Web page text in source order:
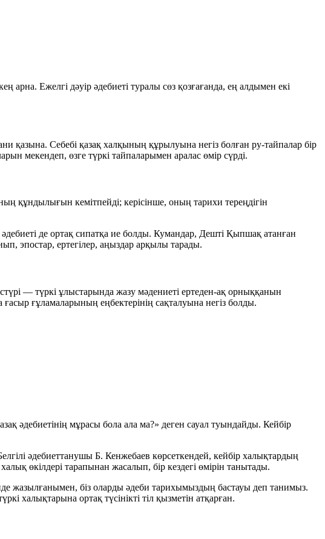
Ежелгі дәуір әдебиеті туралы сөз қозғағанда, ең алдымен екі
қазына. Себебі қазақ халқының құрылуына негіз болған ру-тайпалар бір
мекендеп, өзге түркі тайпаларымен аралас өмір сүрді.
құндылығын кемітпейді; керісінше, оның тарихи тереңдігін
де ортақ сипатқа ие болды. Кумандар, Дешті Қыпшақ атанған
эпостар, ертегілер, аңыздар арқылы тарады.
— түркі ұлыстарында жазу мәдениеті ертеден-ақ орныққанын
ғұламаларының еңбектерінің сақталуына негіз болды.
әдебиетінің мұрасы бола ала ма?» деген сауал туындайды. Кейбір
әдебиеттанушы Б. Кенжебаев көрсеткендей, кейбір халықтардың
өкілдері тарапынан жасалып, бір кездегі өмірін танытады.
жазылғанымен, біз оларды әдеби тарихымыздың бастауы деп танимыз.
халықтарына ортақ түсінікті тіл қызметін атқарған.